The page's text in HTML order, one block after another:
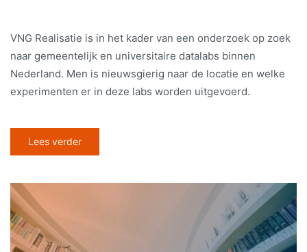
VNG Realisatie is in het kader van een onderzoek op zoek
naar gemeentelijk en universitaire datalabs binnen
Nederland. Men is nieuwsgierig naar de locatie en welke
experimenten er in deze labs worden uitgevoerd.
Lees verder